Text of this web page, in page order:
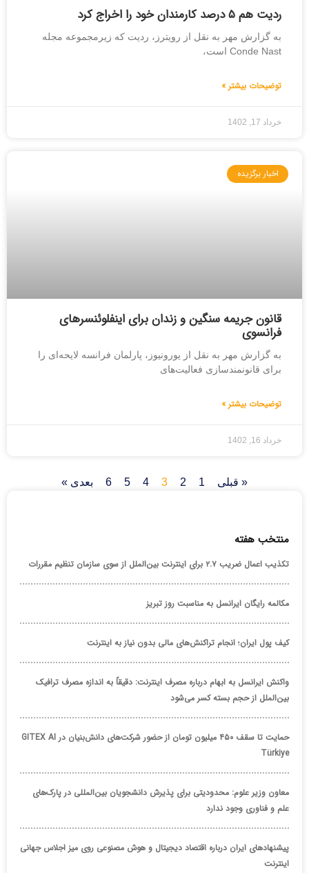
ردیت هم ۵ درصد کارمندان خود را اخراج کرد
به گزارش مهر به نقل از رویترز، ردیت که زیرمجموعه مجله
Conde Nast است،
توضیحات بیشتر »
خرداد 17, 1402
اخبار برگزیده
قانون جریمه سنگین و زندان برای اینفلوئنسرهای
فرانسوی
به گزارش مهر به نقل از یورونیوز، پارلمان فرانسه لایحه‌ای را
برای قانونمندسازی فعالیت‌های
توضیحات بیشتر »
خرداد 16, 1402
« قبلی 1
2
3
4
5
6 بعدی »
منتخب هفته
تکذیب اعمال ضریب ۲.۷ برای اینترنت بین‌الملل از سوی سازمان تنظیم مقررات
مکالمه رایگان ایرانسل به مناسبت روز تبریز
کیف پول ایران؛ انجام تراکنش‌های مالی بدون نیاز به اینترنت
واکنش ایرانسل به ابهام درباره مصرف اینترنت: دقیقاً به اندازه مصرف ترافیک
بین‌الملل از حجم بسته کسر می‌شود
حمایت تا سقف ۴۵۰ میلیون تومان از حضور شرکت‌های دانش‌بنیان در GITEX AI
Türkiye
معاون وزیر علوم: محدودیتی برای پذیرش دانشجویان بین‌المللی در پارک‌های
علم و فناوری وجود ندارد
پیشنهادهای ایران درباره اقتصاد دیجیتال و هوش مصنوعی روی میز اجلاس جهانی
اینترنت